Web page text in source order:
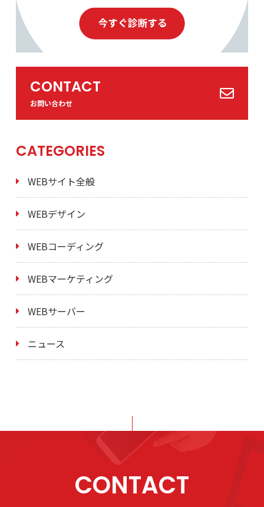
CONTACT
お問い合わせ
CATEGORIES
WEBサイト全般
WEBデザイン
WEBコーディング
WEBマーケティング
WEBサーバー
ニュース
CONTACT